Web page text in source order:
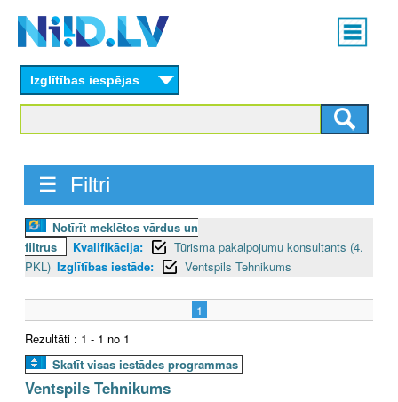
content
Main
menu
Izglītības iespējas
☰ Filtri
Notīrīt meklētos vārdus un
filtrus
Kvalifikācija:
Tūrisma pakalpojumu konsultants (4.
PKL) Izglītības iestāde: Ventspils Tehnikums
1
Rezultāti : 1 - 1 no 1
Skatīt visas iestādes programmas
Ventspils Tehnikums